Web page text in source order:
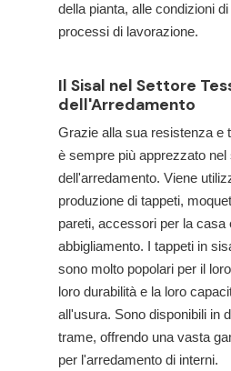
della pianta, alle condizioni
processi di lavorazione.
Il Sisal nel Settore
dell'Arredamento
Grazie alla sua resistenza e
è sempre più apprezzato
dell'arredamento. Viene
produzione di tappeti,
pareti, accessori per la casa
abbigliamento. I tappeti in
sono molto popolari per il
loro durabilità e la loro
all'usura. Sono disponibili in
trame, offrendo una vasta
per l'arredamento di interni.